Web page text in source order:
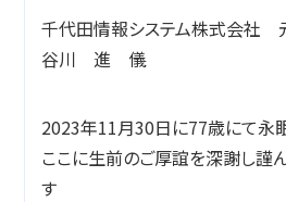
千代田情報システム株式会社
谷川 進 儀
2023年11月30日に77歳にて永
ここに生前のご厚誼を深謝し謹
す